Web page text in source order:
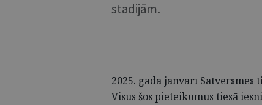
stadijām.
2025. gada janvārī
Visus šos pieteikumus tiesā